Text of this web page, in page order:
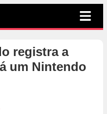
registra a
um Nintendo